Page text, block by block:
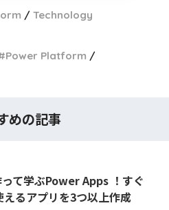
Technology
Power Platform
めの記事
て学ぶPower Apps ！すぐ
えるアプリを3つ以上作成